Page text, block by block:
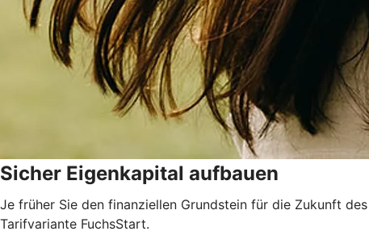
Sicher Eigenkapital aufbauen
Je früher Sie den finanziellen Grundstein für die Zukunft
Tarifvariante FuchsStart.